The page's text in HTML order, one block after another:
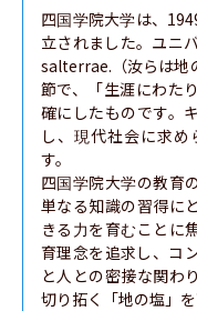
学校教育教員養
学校教育教員養
学校教育教員養
学校教育教員養
学校教育教員養
学校教育教員養
学校教育教員養
四国学院大学は、
立されました。ユニ
salterrae.（汝らは地
節で、「生涯にわた
確にしたものです。
し、現代社会に求
す。
四国学院大学の教育
単なる知識の習得に
きる力を育むことに
育理念を追求し、コ
と人との密接な関わ
切り拓く「地の塩」を